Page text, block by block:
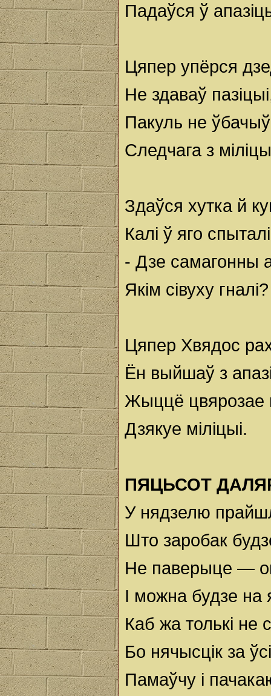
Падаўся ў
Цяпер упёрся
Не здаваў
Пакуль не
Следчага з
Здаўся хутка й
Калі ў яго
- Дзе самагонны
Якім сівуху гналі?
Цяпер Хвядос
Ён выйшаў з
Жыццё цвярозае
Дзякуе міліцыі.
ПЯЦЬСОТ
У нядзелю
Што заробак
Не паверыце —
I можна будзе на
Каб жа толькі не
Бо нячысцік за
Памаўчу і